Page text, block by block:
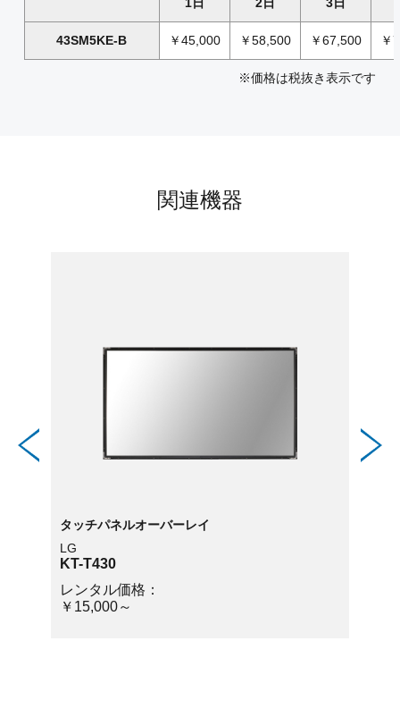
43SM5KE-B ￥45,000 ￥58,500 ￥67,500 ￥
※価格は税抜き表示です
関連機器
タッチパネルオーバーレイ
LG
KT-T430
レンタル価格：
￥15,000～